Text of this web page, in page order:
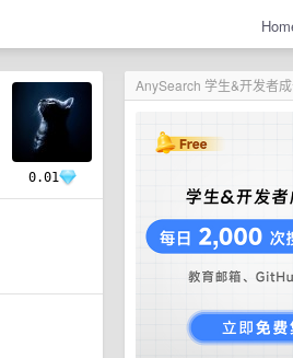
AnySearch 学生&开发者
0.01